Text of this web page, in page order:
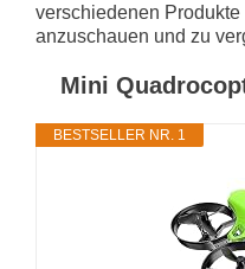
verschiedenen
anzuschauen und zu
Mini
BESTSELLER NR. 1